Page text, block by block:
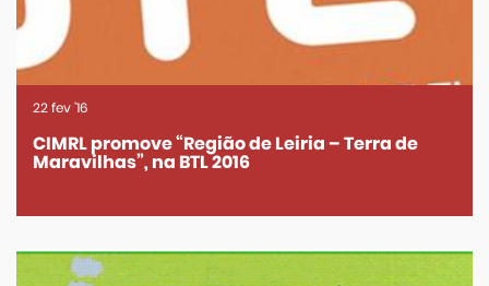
CIMRL promove “Região de Leiria – Terra de
Maravilhas”, na BTL 2016
22fev'16